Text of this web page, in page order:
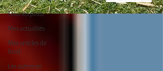
Tous les posts
Mes actualités
Mes articles de
fond
Les autres en